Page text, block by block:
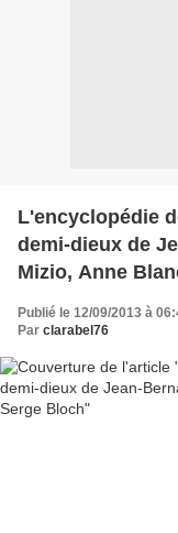
L'encyclopédie
demi-dieux de
Mizio, Anne
Publié le 12/09/2013 à
Par clarabel76